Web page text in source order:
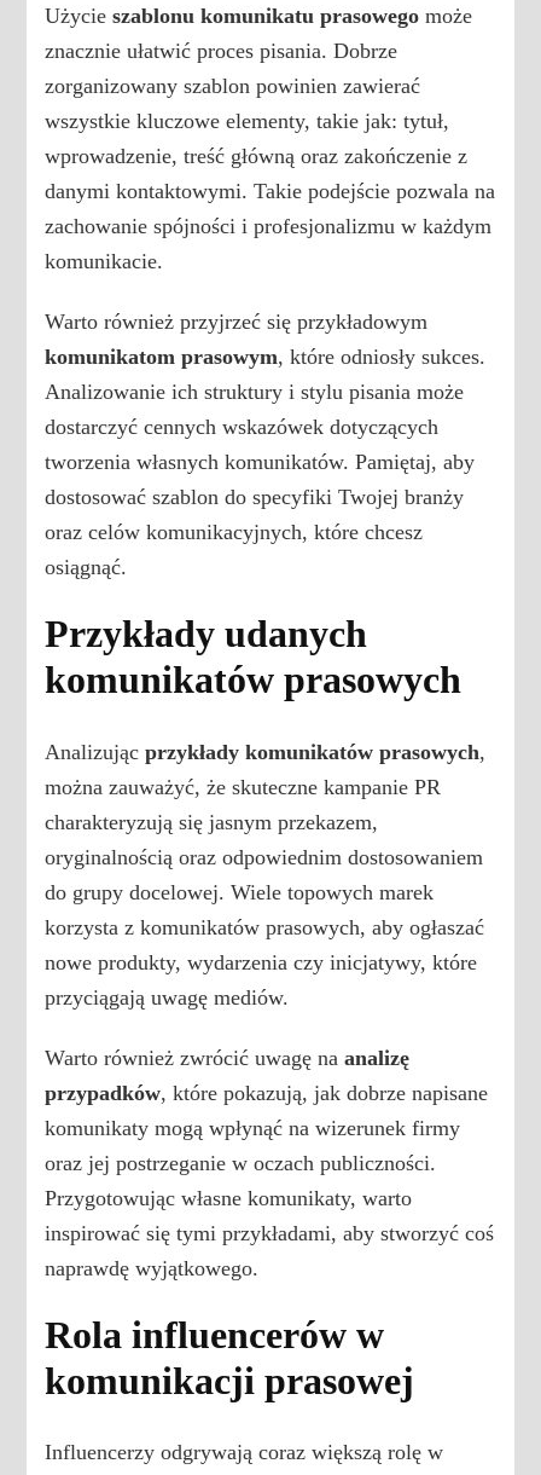
Użycieszablonu komunikatu prasowego może
znacznie ułatwić proces pisania. Dobrze
zorganizowany szablon powinien zawierać
wszystkie kluczowe elementy, takie jak: tytuł,
wprowadzenie, treść główną oraz zakończenie z
danymi kontaktowymi. Takie podejście pozwala na
zachowanie spójności i profesjonalizmu w każdym
komunikacie.
Warto również przyjrzeć się przykładowym
komunikatom prasowym, które odniosły sukces.
Analizowanie ich struktury i stylu pisania może
dostarczyć cennych wskazówek dotyczących
tworzenia własnych komunikatów. Pamiętaj, aby
dostosować szablon do specyfiki Twojej branży
oraz celów komunikacyjnych, które chcesz
osiągnąć.
Przykłady udanych
komunikatów prasowych
Analizującprzykłady komunikatów prasowych,
można zauważyć, że skuteczne kampanie PR
charakteryzują się jasnym przekazem,
oryginalnością oraz odpowiednim dostosowaniem
do grupy docelowej. Wiele topowych marek
korzysta z komunikatów prasowych, aby ogłaszać
nowe produkty, wydarzenia czy inicjatywy, które
przyciągają uwagę mediów.
Warto również zwrócić uwagę naanalizę
przypadków, które pokazują, jak dobrze napisane
komunikaty mogą wpłynąć na wizerunek firmy
oraz jej postrzeganie w oczach publiczności.
Przygotowując własne komunikaty, warto
inspirować się tymi przykładami, aby stworzyć coś
naprawdę wyjątkowego.
Rola influencerów w
komunikacji prasowej
Influencerzy odgrywają coraz większą rolę w